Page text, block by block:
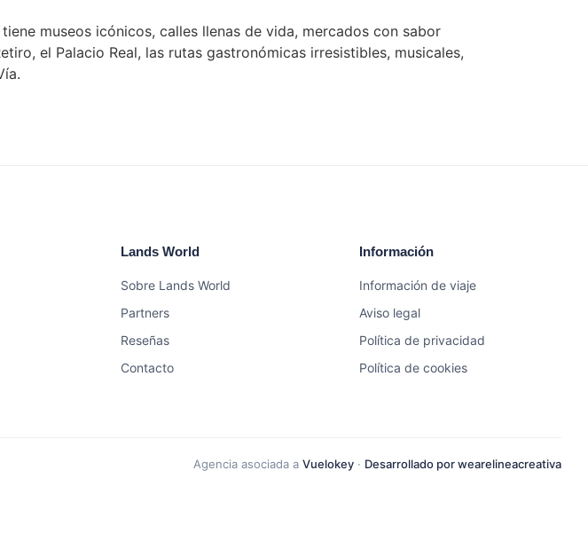
museos icónicos, calles llenas de vida, mercados con sabor
el Palacio Real, las rutas gastronómicas irresistibles, musicales,
Lands World
Sobre Lands World
Partners
Reseñas
Contacto
Información
Información de viaje
Aviso legal
Política de privacidad
Política de cookies
Agencia asociada a Vuelokey · Desarrollado por wearelineacreativa